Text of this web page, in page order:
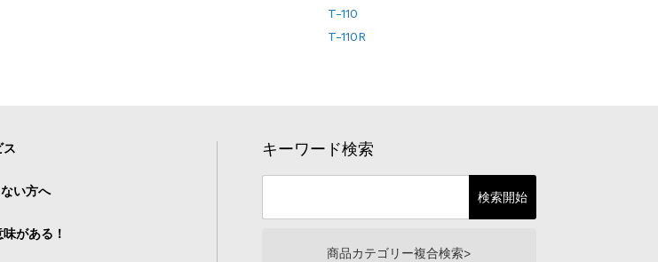
T-110
T-110R
キーワード検索
商品カテゴリー複合検索>
ス
い方へ
がある！